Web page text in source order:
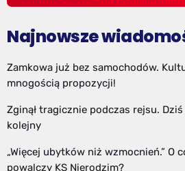
Najnowsze
Zamkowa już bez samochodów.
mnogością propozycji!
Zginął tragicznie podczas rejsu.
kolejny
„Więcej ubytków niż wzmocnień.” O
powalczy KS Nierodzim?